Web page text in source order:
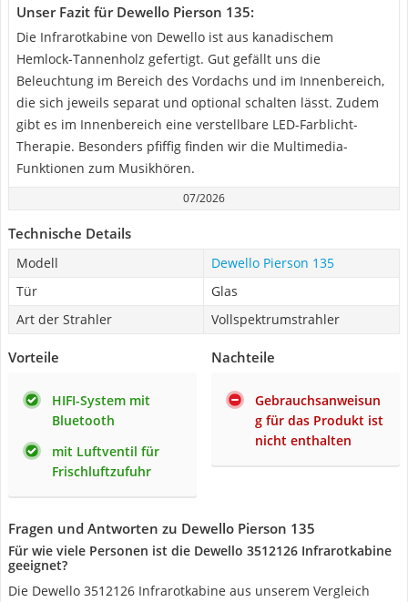
Unser Fazit für Dewello Pierson 135:
Die Infrarotkabine von Dewello ist aus kanadischem
Hemlock-Tannenholz gefertigt. Gut gefällt uns die
Beleuchtung im Bereich des Vordachs und im Innenbereich,
die sich jeweils separat und optional schalten lässt. Zudem
gibt es im Innenbereich eine verstellbare LED-Farblicht-
Therapie. Besonders pfiffig finden wir die Multimedia-
Funktionen zum Musikhören.
07/2026
Technische Details
Modell
Dewello Pierson 135
Tür
Glas
Art der Strahler
Vollspektrumstrahler
Vorteile
HIFI-System mit
Bluetooth
mit Luftventil für
Frischluftzufuhr
Nachteile
Gebrauchsanweisun
g für das Produkt ist
nicht enthalten
Fragen und Antworten zu Dewello Pierson 135
Für wie viele Personen ist die Dewello 3512126 Infrarotkabine
geeignet?
Die Dewello 3512126 Infrarotkabine aus unserem Vergleich